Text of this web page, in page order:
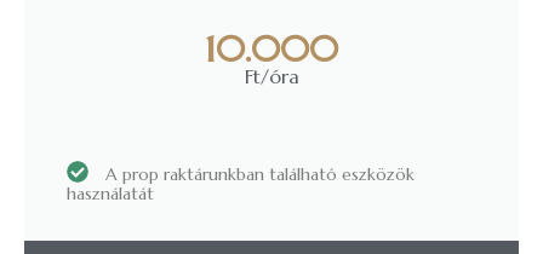
10.000
Ft/óra
A prop raktárunkban található eszközök
használatát